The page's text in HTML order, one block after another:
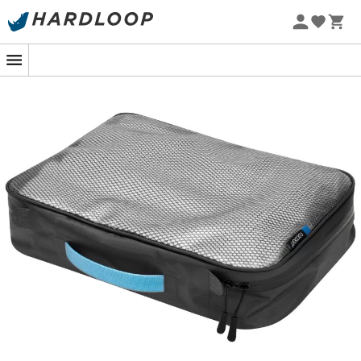
Sommarerbjudanden 🔥 -5 % EXTRA vid köp av 2 produkter*